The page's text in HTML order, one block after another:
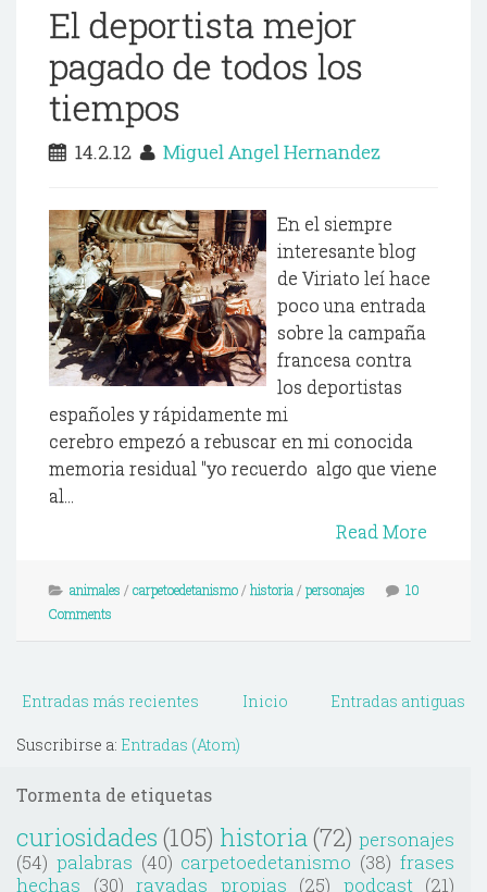
El deportista mejor
pagado de todos los
tiempos
14.2.12 Miguel Angel Hernandez
En el siempre
interesante blog
de Viriato leí hace
poco una entrada
sobre la campaña
francesa contra
los deportistas
españoles y rápidamente mi
cerebro empezó a rebuscar en mi conocida
memoria residual "yo recuerdo algo que viene
al...
Read More
animales / carpetoedetanismo/ historia / personajes
10
Comments
Entradas más recientes Entradas antiguas
Inicio
Suscribirse a: Entradas (Atom)
Tormenta de etiquetas
curiosidades (105) historia(72) personajes
(54) palabras (40) carpetoedetanismo (38) frases
hechas
(30) rayadas propias (25) podcast (21)